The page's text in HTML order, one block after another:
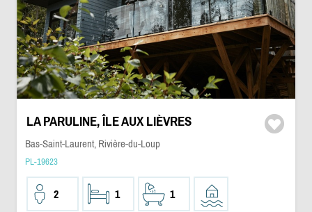
LA PARULINE, ÎLE AUX LIÈVRES
Bas-Saint-Laurent, Rivière-du-Loup
PL-19623
2 1 1